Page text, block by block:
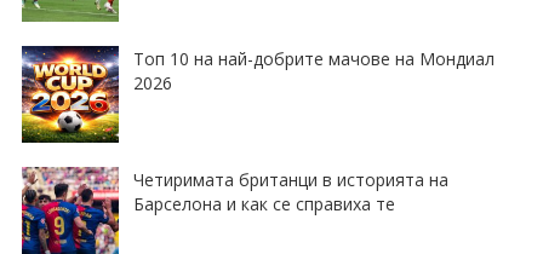
Топ 10 на най-добрите мачове на Мондиал
2026
Четиримата британци в историята на
Барселона и как се справиха те